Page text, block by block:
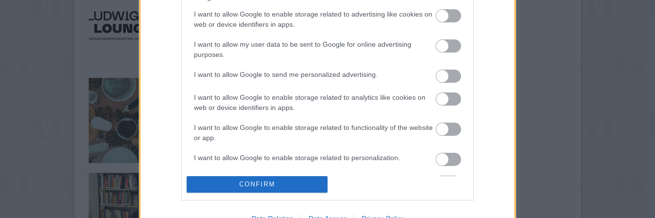
I want to allow Google to enable storage related to advertising like cookies on
web or device identifiers in apps.
I want to allow my user data to be sent to Google for online advertising
purposes.
I want to allow Google to send me personalized advertising.
I want to allow Google to enable storage related to analytics like cookies on
web or device identifiers in apps.
I want to allow Google to enable storage related to functionality of the website
or app.
I want to allow Google to enable storage related to personalization.
I want to allow Google to enable storage related to security, including
authentication functionality and fraud prevention, and other user protection.
CONFIRM
November 25-én szombaton, a Ludwig Lounge eseményei
ez alkalommal a
Vigyázat, törékeny. Handle with Care
kiállításhoz kapcsolódnak a Ludwig Múzeumban.
Hínáros lángossal, algás jégkásával és bojli falatokkal
tovább
Dolgok Könyvtára a budapesti Goethe-
Institutban